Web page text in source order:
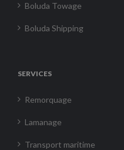
Boluda Towage
Boluda Shipping
SERVICES
Remorquage
Lamanage
Transport maritime